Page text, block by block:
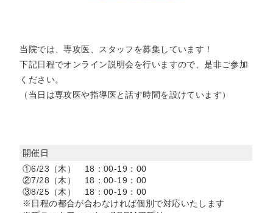
当院では、専攻医、スタッフを募集しています！
下記日程でオンライン説明会を行いますので、是非ご参加
ください。
（当日は専攻医や指導医と話す時間を設けています）
開催日
①6/23（木） 18：00-19：00
②7/28（木） 18：00-19：00
③8/25（木） 18：00-19：00
※日程の都合が合わなければ個別で対応いたします